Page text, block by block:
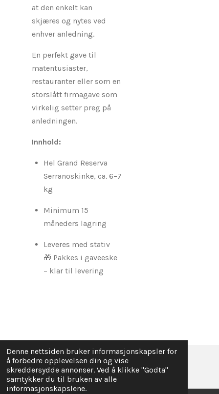
Denne nettsiden bruker informasjonskapsler for
å forbedre opplevelsen din og vise
skreddersydde annonser. Ved å klikke "Godta"
samtykker du til bruken av alle
informasjonskapslene.
at den enkelt kan
skjæres og nytes ved
enhver anledning.
En perfekt gave til
matentusiaster,
restauranter eller som en
storslått firmagave som
virkelig setter preg på
anledningen.
Innhold:
Hel Grand Reserva
Serranoskinke, ca. 6–7
kg
Minimum 15
måneders lagring
Leveres med stativ
🎁 Pakkes i gaveeske
– klar til levering
© 2025 - 2026 Julegaver Bedrifter